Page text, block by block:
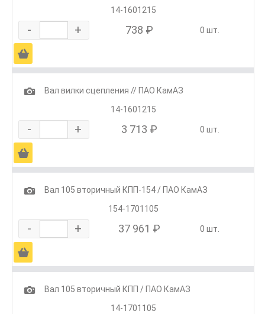
14-1601215
- + 738 ₽ 0 шт.
Ä
1
Вал вилки сцепления // ПАО КамАЗ
14-1601215
- + 3 713 ₽ 0 шт.
Ä
1
Вал 105 вторичный КПП-154 / ПАО КамАЗ
154-1701105
- + 37 961 ₽ 0 шт.
Ä
1
Вал 105 вторичный КПП / ПАО КамАЗ
14-1701105